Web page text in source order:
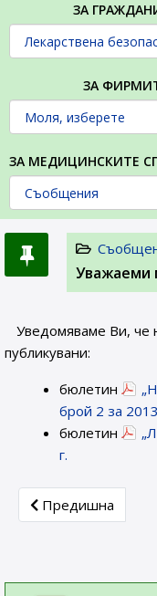
ЗА
ЗА
ЗА МЕДИЦИНСКИТЕ
Уважаеми
Уведомяваме Ви, че
публикувани:
бюлетин
брой 2 за
бюлетин
г.
Previous article:
Предишна